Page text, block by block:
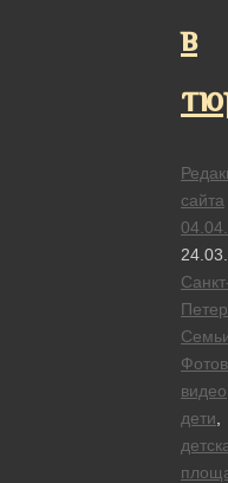
в
сайта
видео
дети